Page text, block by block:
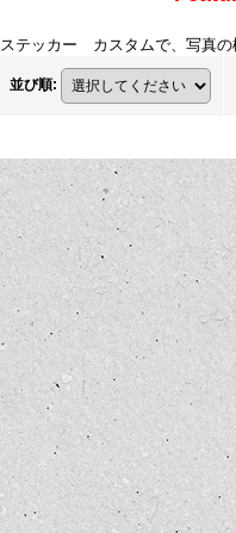
ステッカー カスタムで、写真の
並び順: